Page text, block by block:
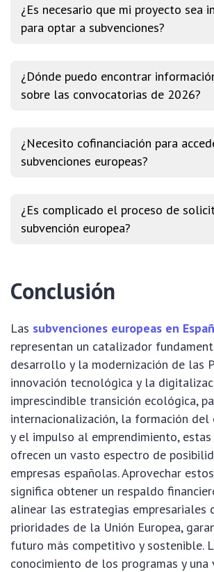
¿Es necesario que mi proyecto sea
para optar a subvenciones?
¿Dónde puedo encontrar
sobre las convocatorias de 2026?
¿Necesito cofinanciación para
subvenciones europeas?
¿Es complicado el proceso de
subvención europea?
Conclusión
Las subvenciones europeas en
representan un catalizador
desarrollo y la modernización de las
innovación tecnológica y la
imprescindible transición ecológica,
internacionalización, la formación del
y el impulso al emprendimiento,
ofrecen un vasto espectro de
empresas españolas. Aprovechar
significa obtener un respaldo
alinear las estrategias empresariales
prioridades de la Unión Europea,
futuro más competitivo y sostenible.
conocimiento de los programas y una